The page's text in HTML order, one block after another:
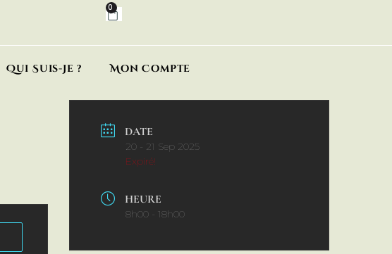
0
Qui Suis-Je ? Mon Compte
DATE
20 - 21 Sep 2025
Expiré!
HEURE
8h00 - 18h00